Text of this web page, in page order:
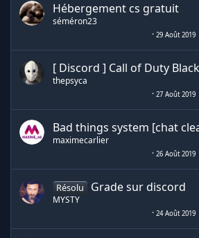
Hébergement cs gratuit
séméron23
29 Août 2019
[ Discord ] Call of Duty
thepsyca
27 Août 2019
Bad things system [chat
maximecarlier
26 Août 2019
Résolu Grade sur discord
MYSTY
24 Août 2019